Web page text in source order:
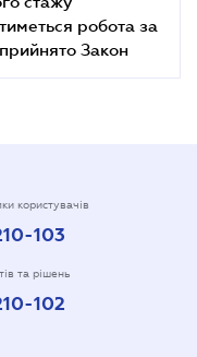
робота за
Закон
користувачів
103
та рішень
102